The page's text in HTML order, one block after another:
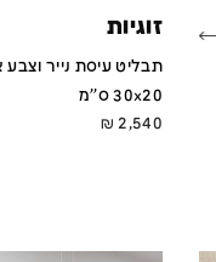
זוגיות
תבליט עיסת נייר
30x20 ס''מ
2,540
₪